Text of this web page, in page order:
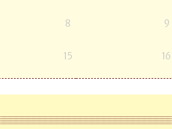
8 9
15 16